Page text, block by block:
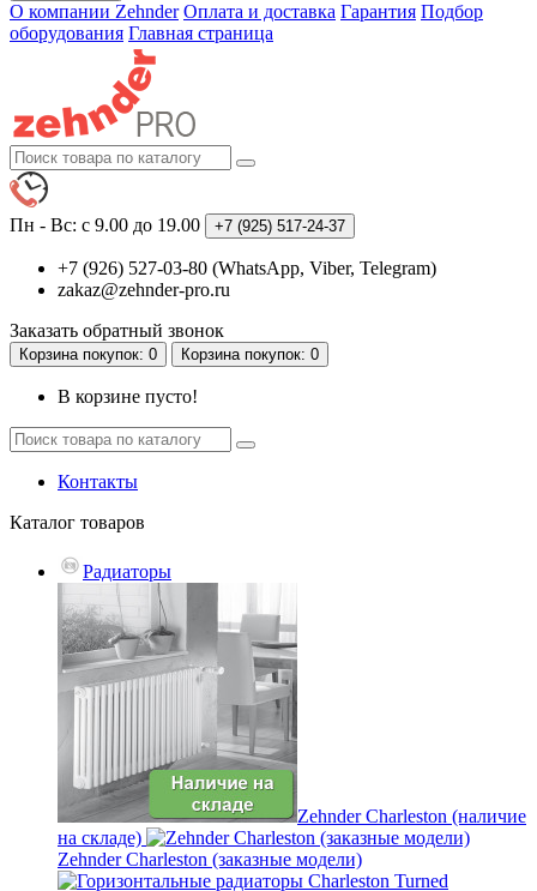
О компании Zehnder Оплата и доставка Гарантия Подбор
оборудования Главная страница
Пн - Вс: с 9.00 до 19.00 +7 (925) 517-24-37
+7 (926) 527-03-80 (WhatsApp, Viber, Telegram)
zakaz@zehnder-pro.ru
Заказать обратный звонок
Корзинапокупок: 0 Корзинапокупок: 0
В корзине пусто!
Контакты
Каталог товаров
Радиаторы
Zehnder Charleston (наличие
на складе)
Zehnder Charleston (заказные модели)